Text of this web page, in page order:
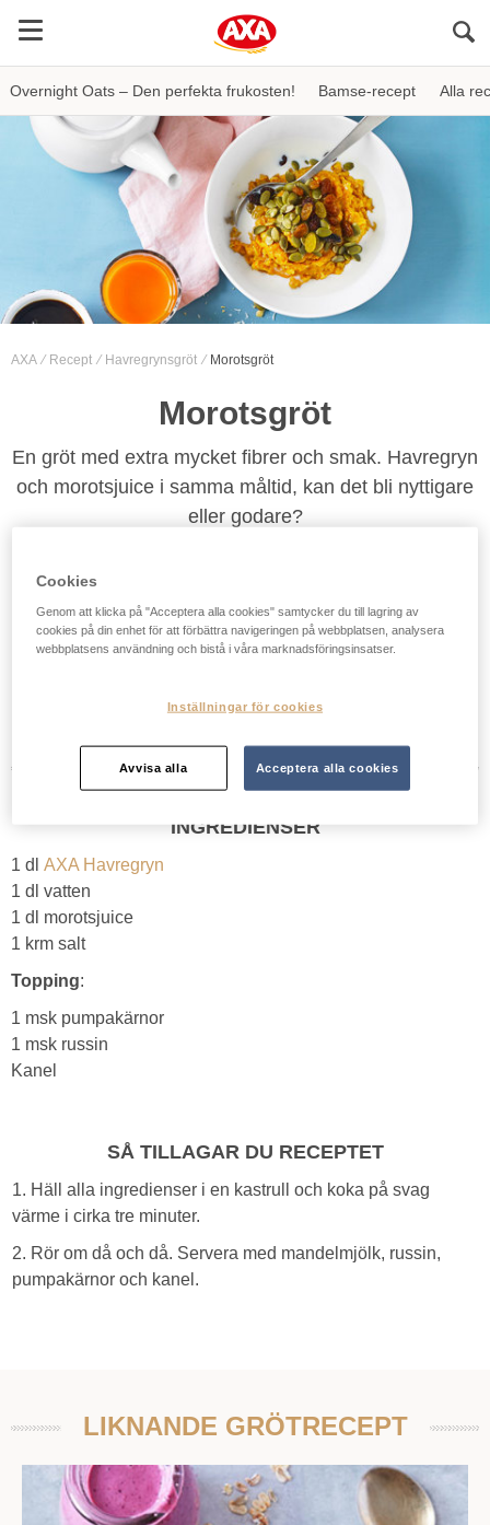
Overnight Oats – Den perfekta frukosten! Bamse-recept Alla
AXA Recept Havregrynsgröt Morotsgröt
Morotsgröt
En gröt med extra mycket fibrer och smak. Havregryn
och morotsjuice i samma måltid, kan det bli nyttigare
eller godare?
3,2/5 baserat på 1375 röster.
INGREDIENSER
1 dl AXA Havregryn
1 dl vatten
1 dl morotsjuice
1 krm salt
Topping:
1 msk pumpakärnor
1 msk russin
Kanel
SÅ TILLAGAR DU RECEPTET
1. Häll alla ingredienser i en kastrull och koka på svag
värme i cirka tre minuter.
2. Rör om då och då. Servera med mandelmjölk, russin,
pumpakärnor och kanel.
LIKNANDE GRÖTRECEPT
Cookies
Genom att klicka på "Acceptera alla cookies" samtycker du till lagring av
cookies på din enhet för att förbättra navigeringen på webbplatsen, analysera
webbplatsens användning och bistå i våra marknadsföringsinsatser.
Inställningar för cookies
Avvisa alla Acceptera alla cookies